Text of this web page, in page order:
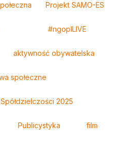
Projekt SAMO-ES
#ngoplLIVE
aktywność obywatelska
społeczne
2025
Publicystyka film